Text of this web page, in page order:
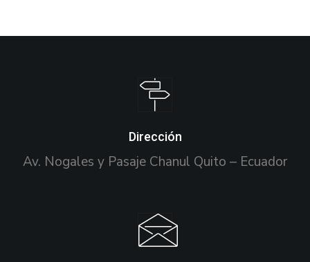
Dirección
Av. Nogales y Pasaje Chanul Quito – Ecuador